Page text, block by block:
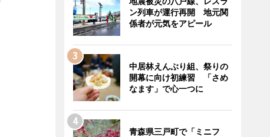
ン列車が運行再開 地元関
係者が元気をアピール
中居林えんぶり組、祭りの
開幕に向け初練習 「さめ
なます」で心一つに
青森県三戸町で「ミニフ